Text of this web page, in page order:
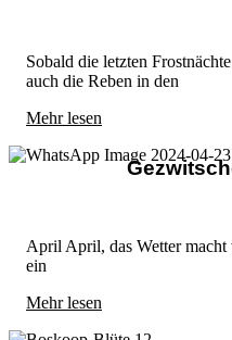
Sobald die letzten
auch die Reben in den
Mehr lesen
April April, das Wetter macht
ein
Mehr lesen